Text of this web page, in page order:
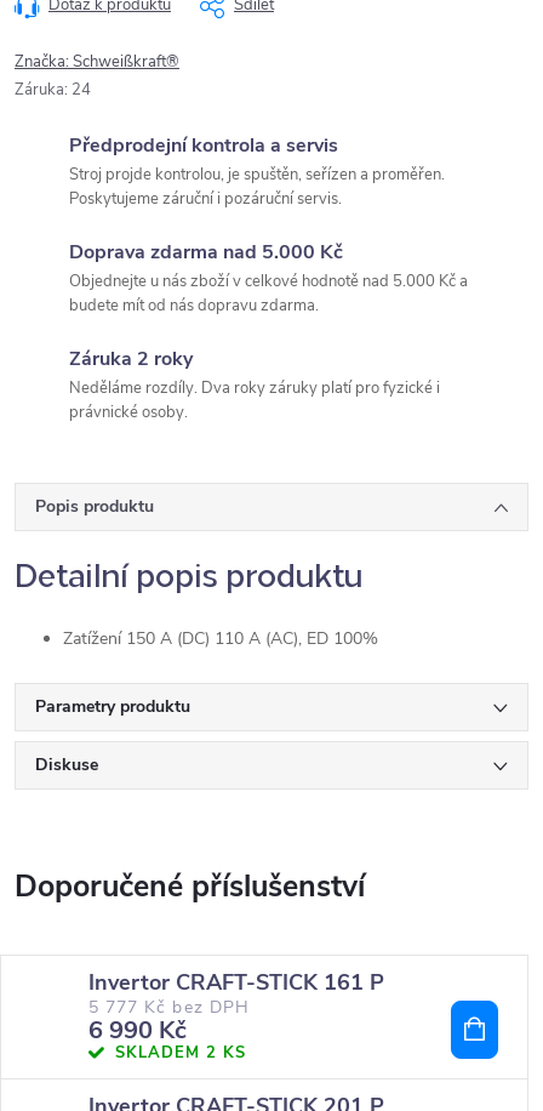
Dotaz k produktu Sdílet
Značka:Schweißkraft®
Záruka: 24
Předprodejní kontrola a servis
Stroj projde kontrolou, je spuštěn, seřízen a proměřen.
Poskytujeme záruční i pozáruční servis.
Doprava zdarma nad 5.000 Kč
Objednejte u nás zboží v celkové hodnotě nad 5.000 Kč a
budete mít od nás dopravu zdarma.
Záruka 2 roky
Neděláme rozdíly. Dva roky záruky platí pro fyzické i
právnické osoby.
Popis produktu
Detailní popis produktu
Zatížení 150 A (DC) 110 A (AC), ED 100%
Parametry produktu
Diskuse
Invertor CRAFT-STICK 161 P
5 777 Kč bez DPH
6 990 Kč
SKLADEM 2 KS